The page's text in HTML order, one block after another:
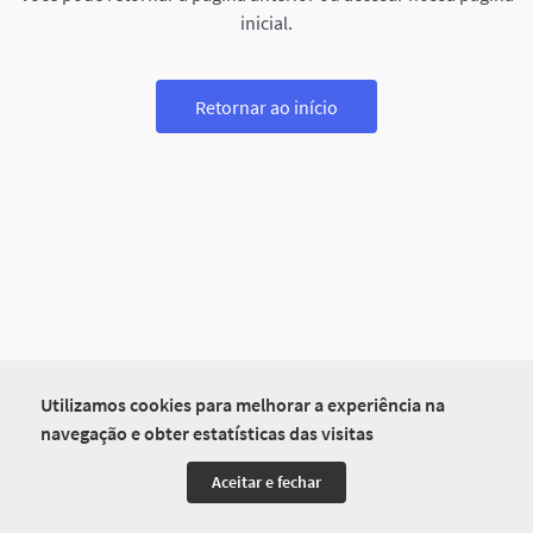
Utilizamos cookies para melhorar a experiência na
navegação e obter estatísticas das visitas
Aceitar e fechar
inicial.
Retornar ao início